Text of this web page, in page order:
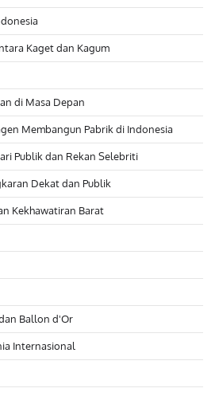
Kaget dan Kagum
di Masa Depan
Membangun Pabrik di Indonesia
Publik dan Rekan Selebriti
Dekat dan Publik
Kekhawatiran Barat
Ballon d'Or
Internasional